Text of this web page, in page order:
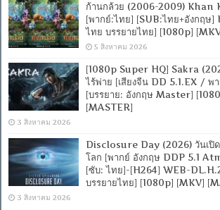
ก้านกล้วย (2006-2009) Khan
[พากย์:ไทย] [SUB:ไทย+อังกฤษ]
ไทย บรรยายไทย] [1080p]
5 สิงหาคม 2026
[1080p Super HQ] Sakra
ไร้พ่าย [เสียงจีน DD 5.1.EX / พ
[บรรยาย: อังกฤษ Master]
[MASTER]
3 สิงหาคม 2026
Disclosure Day (2026) วันเปิด
โลก [พากย์ อังกฤษ DDP 5.1
[ซับ: ไทย]-[H264] WEB-
บรรยายไทย] [1080p] [MKV]
3 สิงหาคม 2026